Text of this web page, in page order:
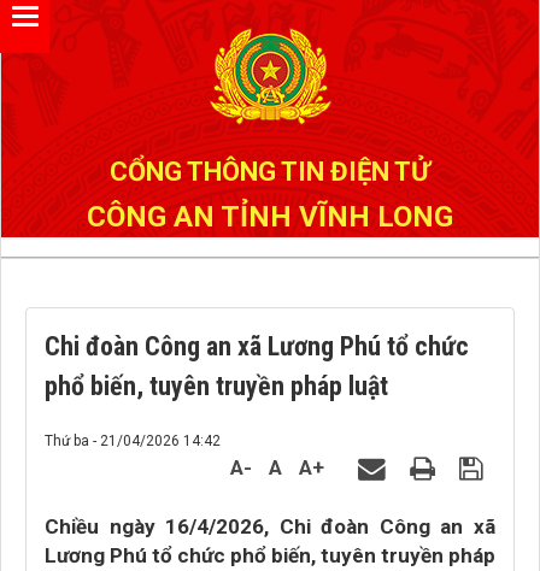
CỔNG THÔNG TIN ĐIỆN TỬ
CÔNG AN TỈNH VĨNH LONG
Chi đoàn Công an xã Lương Phú tổ chức
phổ biến, tuyên truyền pháp luật
Thứ ba - 21/04/2026 14:42
A- A A+
Chiều ngày 16/4/2026, Chi đoàn Công an xã
Lương Phú tổ chức phổ biến, tuyên truyền pháp